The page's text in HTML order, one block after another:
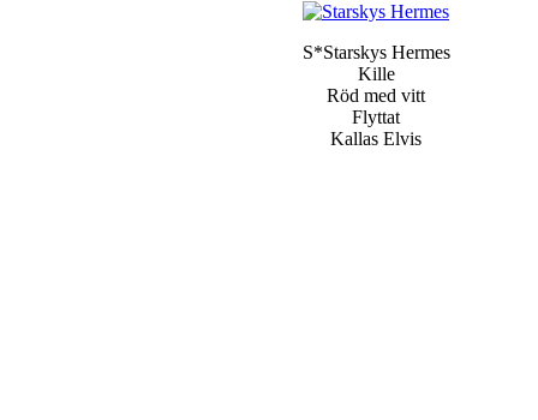
S*Starskys Hermes
Kille
Röd med vitt
Flyttat
Kallas Elvis